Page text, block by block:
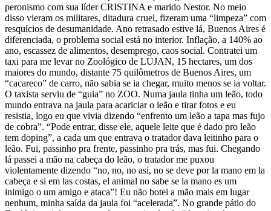
peronismo com sua líder CRISTINA e marido Nestor. No meio
disso vieram os militares, ditadura cruel, fizeram uma “limpeza” com
resquícios de desumanidade. Ano retrasado estive lá, Buenos Aires é
diferenciada, o problema social está no interior. Inflação, a 140% ao
ano, escassez de alimentos, desemprego, caos social. Contratei um
taxi para me levar no Zoológico de LUJAN, 15 hectares, um dos
maiores do mundo, distante 75 quilômetros de Buenos Aires, um
“cacareco” de carro, não sabia se ia chegar, muito menos se ia voltar.
O taxista serviu de “guia” no ZOO. Numa jaula tinha um leão, todo
mundo entrava na jaula para acariciar o leão e tirar fotos e eu
resistia, logo eu que vivia dizendo “enfrento um leão a tapa mas fujo
de cobra”. “Pode entrar, disse ele, aquele leite que é dado pro leão
tem doping”, a cada um que entrava o tratador dava leitinho para o
leão. Fui, passinho pra frente, passinho pra trás, mas fui. Chegando
lá passei a mão na cabeça do leão, o tratador me puxou
violentamente dizendo “no, no, no asi, no se deve por la mano em la
cabeça e si em las costas, el animal no sabe se la mano es um
inimigo o um amigo e ataca”! Eu não botei a mão mais em lugar
nenhum, minha saída da jaula foi “acelerada”. No grande pátio do